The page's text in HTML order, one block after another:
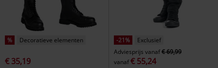
% Decoratieve elementen
€ 35,19
-21%
Exclusief
Adviesprijs vanaf€ 69,99
vanaf€ 55,24